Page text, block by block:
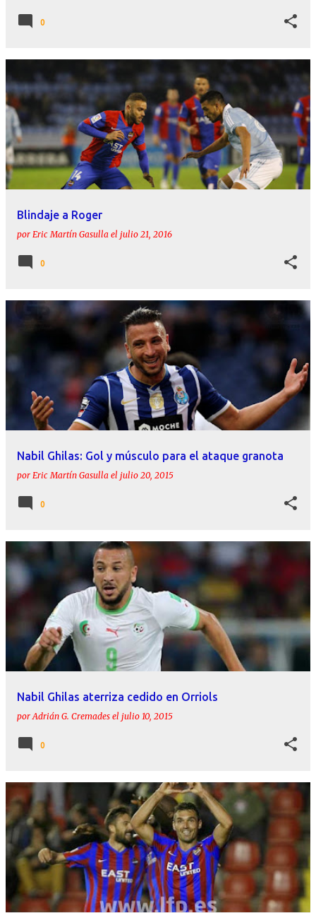
0
Blindaje a Roger
por Eric Martín Gasulla el julio 21, 2016
0
Nabil Ghilas: Gol y músculo para el ataque granota
por Eric Martín Gasulla el julio 20, 2015
0
Nabil Ghilas aterriza cedido en Orriols
porAdrián G. Cremades el julio 10, 2015
0